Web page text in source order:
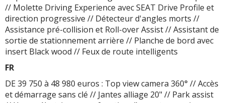
// Molette Driving Experience avec SEAT Drive Profile et
direction progressive // Détecteur d'angles morts //
Assistance pré-collision et Roll-over Assist // Assistant de
sortie de stationnement arrière // Planche de bord avec
insert Black wood // Feux de route intelligents
FR
DE 39 750 à 48 980 euros : Top view camera 360° // Accès
et démarrage sans clé // Jantes alliage 20" // Park assist